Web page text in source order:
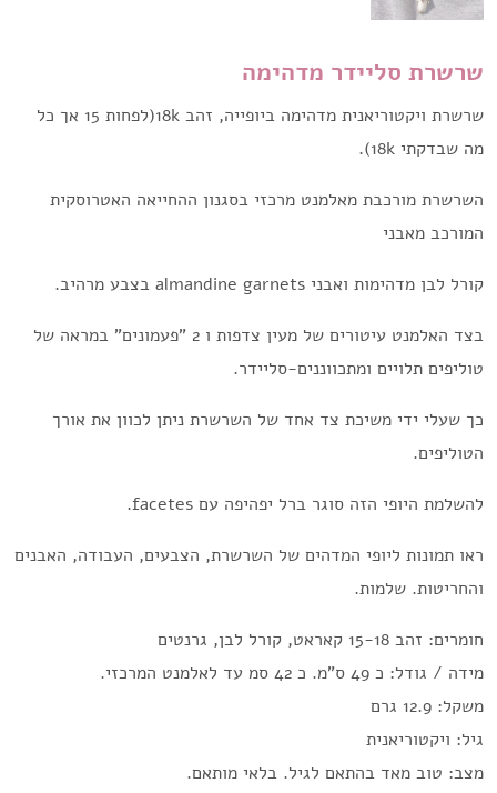
שרשרת סליידר מדהימה
שרשרת ויקטוריאנית מדהימה ביופייה, זהב 18k(לפחות 15 אך כל
מה שבדקתי 18k).
השרשרת מורכבת מאלמנט מרכזי בסגנון ההחייאה האטרוסקית
המורכב מאבני
קורל לבן מדהימות ואבני almandine garnets בצבע מרהיב.
בצד האלמנט עיטורים של מעין צדפות ו 2 "פעמונים" במראה של
טוליפים תלויים ומתכווננים-סליידר.
כך שעלי ידי משיכת צד אחד של השרשרת ניתן לכוון את אורך
הטוליפים.
להשלמת היופי הזה סוגר ברל יפהיפה עם facetes.
ראו תמונות ליופי המדהים של השרשרת, הצבעים, העבודה, האבנים
והחריטות. שלמות.
חומרים: זהב 15-18 קאראט, קורל לבן, גרנטים
מידה / גודל: כ 49 ס"מ. כ 42 סמ עד לאלמנט המרכזי.
משקל: 12.9 גרם
גיל: ויקטוריאנית
מצב: טוב מאד בהתאם לגיל. בלאי מותאם.